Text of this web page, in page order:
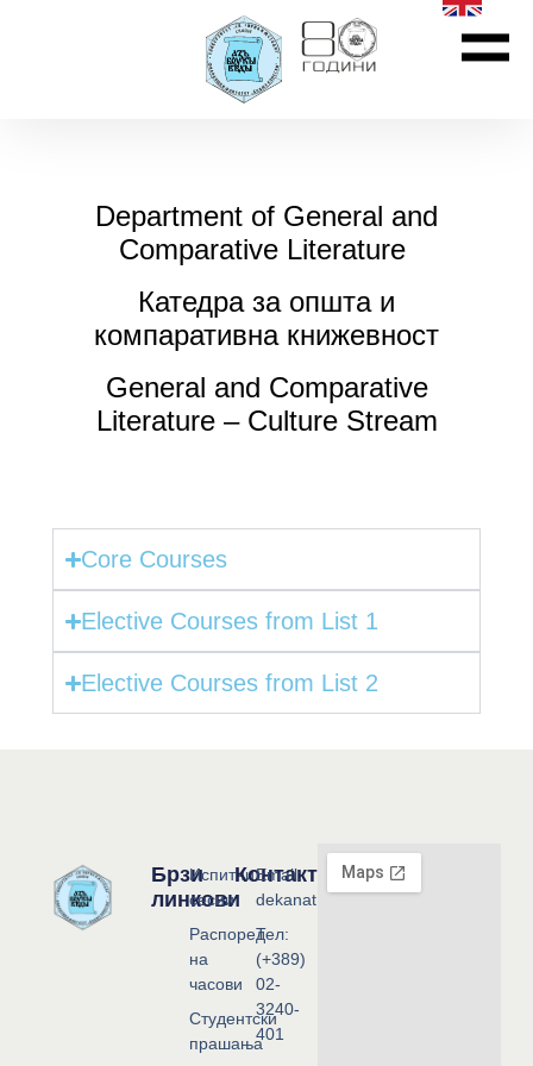
Department of General and
Comparative Literature
Катедра за општа и
компаративна книжевност
General and Comparative
Literature – Culture Stream
Core Courses
Elective Courses from List 1
Elective Courses from List 2
Брзи
линкови
Испитни
сесии
Распоред
на
часови
Студентски
прашања
Контакт
Email:
dekanat@flf.ukim.edu.mk
Тел:
(+389)
02-
3240-
401